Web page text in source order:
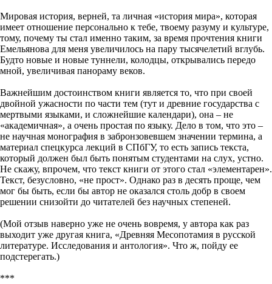
Мировая история, верней, та личная «история мира», которая
имеет отношение персонально к тебе, твоему разуму и культуре,
тому, почему ты стал именно таким, за время прочтения книги
Емельянова для меня увеличилось на пару тысячелетий вглубь.
Будто новые и новые туннели, колодцы, открывались передо
мной, увеличивая панораму веков.
Важнейшим достоинством книги является то, что при своей
двойной ужасности по части тем (тут и древние государства с
мертвыми языками, и сложнейшие календари), она – не
«академичная», а очень простая по языку. Дело в том, что это –
не научная монография в забронзовевшем значении термина, а
материал спецкурса лекций в СПбГУ, то есть запись текста,
который должен был быть понятым студентами на слух, устно.
Не скажу, впрочем, что текст книги от этого стал «элементарен».
Текст, безусловно, «не прост». Однако раз в десять проще, чем
мог бы быть, если бы автор не оказался столь добр в своем
решении снизойти до читателей без научных степеней.
(Мой отзыв наверно уже не очень вовремя, у автора как раз
выходит уже другая книга, «Древняя Месопотамия в русской
литературе. Исследования и антология». Что ж, пойду ее
подстерегать.)
***